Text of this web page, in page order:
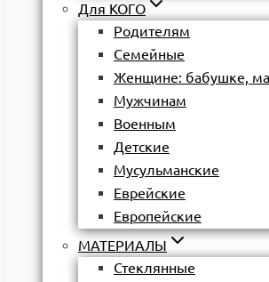
Для КОГО
Родителям
Семейные
Женщине: бабушке,
Мужчинам
Военным
Детские
Мусульманские
Еврейские
Европейские
МАТЕРИАЛЫ
Стеклянные